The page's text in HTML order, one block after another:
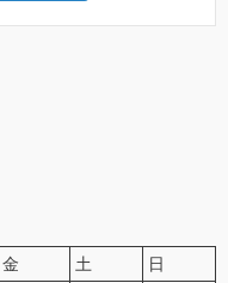
金 土
日